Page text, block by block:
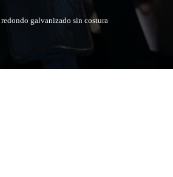
galvanizado sin costura